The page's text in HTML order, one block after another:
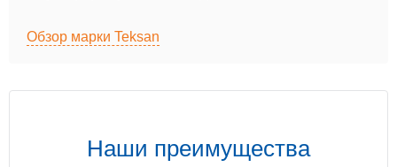
Обзор марки Teksan
Наши преимущества